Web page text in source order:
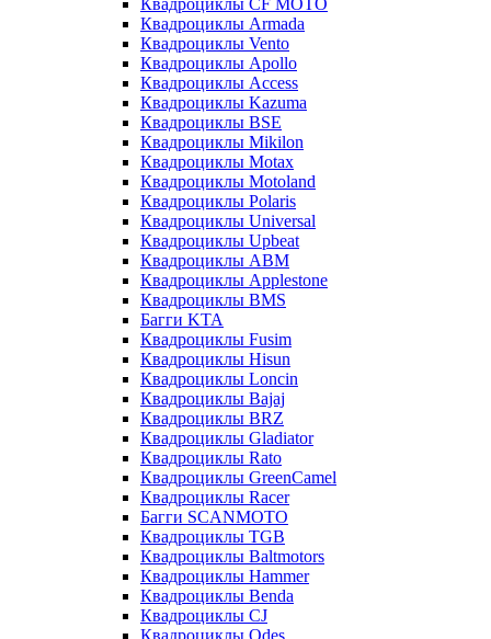
Квадроциклы CF MOTO
Квадроциклы Armada
Квадроциклы Vento
Квадроциклы Apollo
Квадроциклы Access
Квадроциклы Kazuma
Квадроциклы BSE
Квадроциклы Mikilon
Квадроциклы Motax
Квадроциклы Motoland
Квадроциклы Polaris
Квадроциклы Universal
Квадроциклы Upbeat
Квадроциклы ABM
Квадроциклы Applestone
Квадроциклы BMS
Багги KTA
Квадроциклы Fusim
Квадроциклы Hisun
Квадроциклы Loncin
Квадроциклы Bajaj
Квадроциклы BRZ
Квадроциклы Gladiator
Квадроциклы Rato
Квадроциклы GreenCamel
Квадроциклы Racer
Багги SCANMOTO
Квадроциклы TGB
Квадроциклы Baltmotors
Квадроциклы Hammer
Квадроциклы Benda
Квадроциклы CJ
Квадроциклы Odes